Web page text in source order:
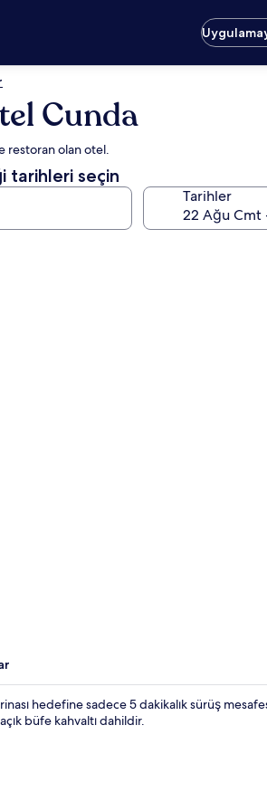
Cunda
restoran olan otel.
tarihleri seçin
Tarihler
hedefine sadece 5 dakikalık sürüş
büfe kahvaltı dahildir.